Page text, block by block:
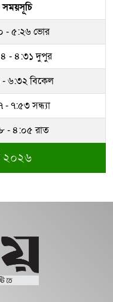
সময়সূচি
- ৫:২৬ ভোর
- ৪:৩১ দুপুর
৬:৩২ বিকেল
- ৭:৫৩ সন্ধ্যা
- ৪:০৫ রাত
২০২৬